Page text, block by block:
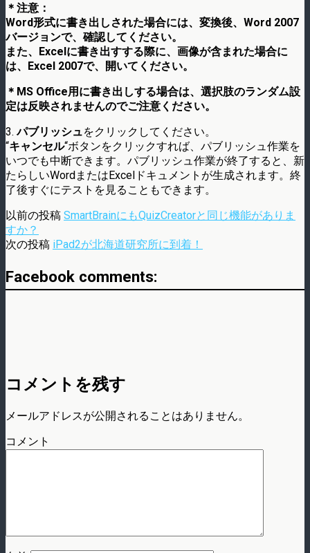
＊注意：
Word形式に書き出しされた場合には、変換後、Word 2007
バージョンで、確認してください。
また、Excelに書き出すする際に、画像が含まれた場合に
は、Excel 2007で、開いてください。
＊MS Office用に書き出しする場合は、選択肢のランダム設
定は反映されませんのでご注意ください。
3.パブリッシュをクリックしてください。
“キャンセル“ボタンをクリックすれば、パブリッシュ作業を
いつでも中断できます。パブリッシュ作業が終了すると、新
たらしいWordまたはExcelドキュメントが生成されます。終
了後すぐにテストを見ることもできます。
以前の投稿 SmartBrainにもQuizCreatorと同じ機能がありま
すか？
次の投稿 iPad2が北海道研究所に到着！
Facebook comments:
コメントを残す
メールアドレスが公開されることはありません。
コメント